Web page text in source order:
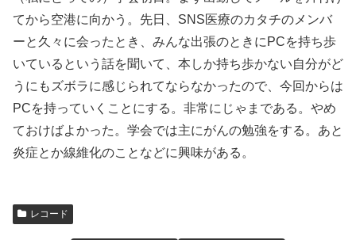
てから空港に向かう。先日、SNS医療のカタチのメンバ
ーと久々に会ったとき、みんな出張のときにPCを持ち歩
いているという話を聞いて、本しか持ち歩かない自分がど
うにもズボラに感じられてならなかったので、今回からは
PCを持っていくことにする。非常にじゃまである。やめ
ておけばよかった。学会では主にがんの勉強をする。あと
炎症とか線維化のことなどに興味がある。
レコード